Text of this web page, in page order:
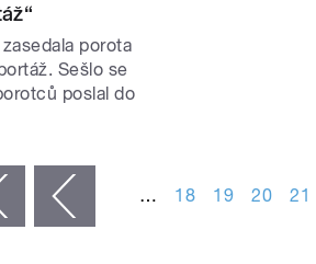
porota
Sešlo se
poslal do
… 18 19 20 21